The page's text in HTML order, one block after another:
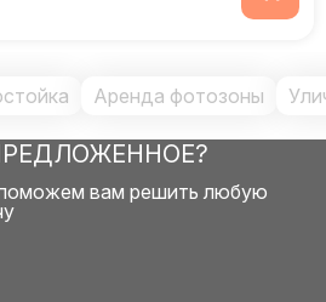
Аренда фотозоны
вам решить любую